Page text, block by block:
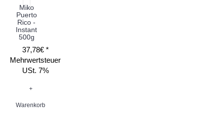
Miko
Puerto
Rico -
Instant
500g
37,78€ *
Mehrwertsteuer
USt. 7%
+
Warenkorb